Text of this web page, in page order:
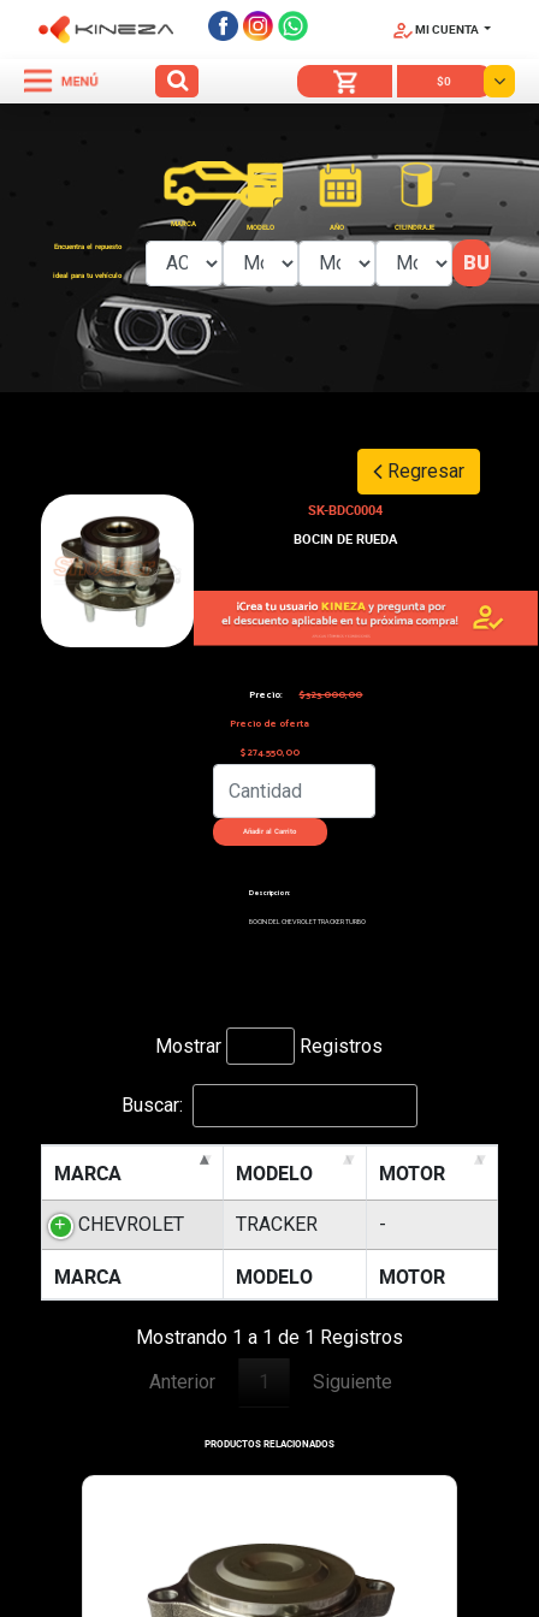
MI CUENTA
$0
Encuentra el repuesto
ideal para tu vehículo
MARCA MODELO AÑO CILINDRAJE
Regresar
SK-BDC0004
BOCIN DE RUEDA
Precio:
$323.000,00
Precio de oferta
$274.550,00
Descripcion:
BOCIN DEL CHEVROLET TRACKER TURBO
Mostrar Registros
Buscar:
MARCA MODELO MOTOR
CHEVROLET TRACKER -
MARCA MODELO MOTOR
Mostrando 1 a 1 de 1 Registros
Anterior
1 Siguiente
PRODUCTOS RELACIONADOS